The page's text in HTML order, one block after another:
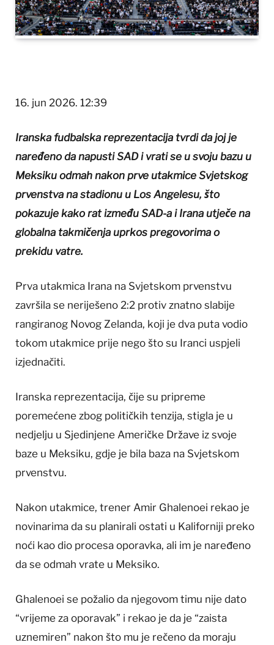
16. jun 2026. 12:39
Iranska fudbalska reprezentacija tvrdi da joj je
naređeno da napusti SAD i vrati se u svoju bazu u
Meksiku odmah nakon prve utakmice Svjetskog
prvenstva na stadionu u Los Angelesu, što
pokazuje kako rat između SAD-a i Irana utječe na
globalna takmičenja uprkos pregovorima o
prekidu vatre.
Prva utakmica Irana na Svjetskom prvenstvu
završila se neriješeno 2:2 protiv znatno slabije
rangiranog Novog Zelanda, koji je dva puta vodio
tokom utakmice prije nego što su Iranci uspjeli
izjednačiti.
Iranska reprezentacija, čije su pripreme
poremećene zbog političkih tenzija, stigla je u
nedjelju u Sjedinjene Američke Države iz svoje
baze u Meksiku, gdje je bila baza na Svjetskom
prvenstvu.
Nakon utakmice, trener Amir Ghalenoei rekao je
novinarima da su planirali ostati u Kaliforniji preko
noći kao dio procesa oporavka, ali im je naređeno
da se odmah vrate u Meksiko.
Ghalenoei se požalio da njegovom timu nije dato
“vrijeme za oporavak” i rekao je da je “zaista
uznemiren” nakon što mu je rečeno da moraju